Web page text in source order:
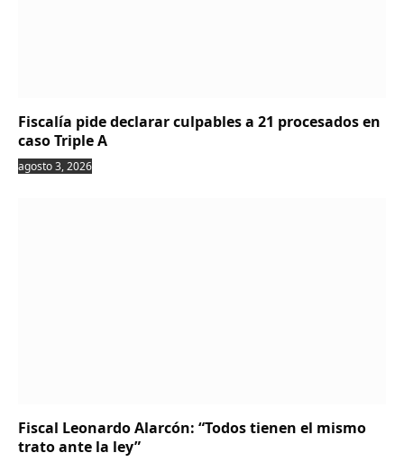
Fiscalía pide declarar culpables a 21 procesados en
caso Triple A
agosto 3, 2026
Fiscal Leonardo Alarcón: “Todos tienen el mismo
trato ante la ley”